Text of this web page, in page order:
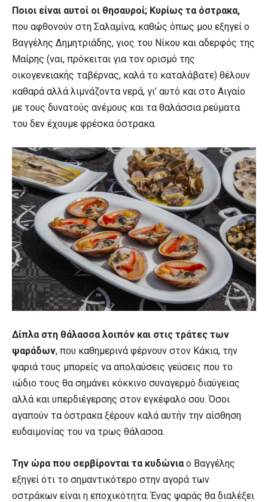
Ποιοι είναι αυτοί οι θησαυροί; Κυρίως τα όστρακα,
που αφθονούν στη Σαλαμίνα, καθώς όπως μου εξηγεί ο
Βαγγέλης Δημητριάδης, γιος του Νίκου και αδερφός της
Μαίρης (ναι, πρόκειται για τον ορισμό της
οικογενειακής ταβέρνας, καλά το καταλάβατε) θέλουν
καθαρά αλλά λιμνάζοντα νερά, γι’ αυτό και στο Αιγαίο
με τους δυνατούς ανέμους και τα θαλάσσια ρεύματα
του δεν έχουμε φρέσκα όστρακα.
Δίπλα στη θάλασσα λοιπόν και στις τράτες των
ψαράδων, που καθημερινά φέρνουν στον Κάκια, την
ψαριά τους μπορείς να απολαύσεις γεύσεις που το
ιώδιο τους θα σημάνει κόκκινο συναγερμό διαύγειας
αλλά και υπερδιέγερσης στον εγκέφαλο σου. Όσοι
αγαπούν τα όστρακα ξέρουν καλά αυτήν την αίσθηση
ευδαιμονίας του να τρως θάλασσα.
Την ώρα που σερβίρονται τα κυδώνια ο Βαγγέλης
εξηγεί ότι το σημαντικότερο στην αγορά των
οστράκων είναι η εποχικότητα. Ένας ψαράς θα διαλέξει